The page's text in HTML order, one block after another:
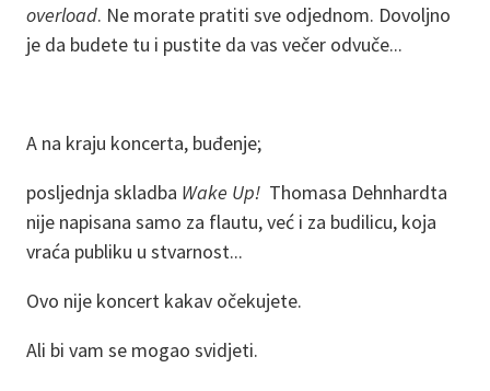
overload. Ne morate pratiti sve odjednom. Dovoljno
je da budete tu i pustite da vas večer odvuče...
A na kraju koncerta, buđenje;
posljednja skladba Wake Up! Thomasa Dehnhardta
nije napisana samo za flautu, već i za budilicu, koja
vraća publiku u stvarnost...
Ovo nije koncert kakav očekujete.
Ali bi vam se mogao svidjeti.